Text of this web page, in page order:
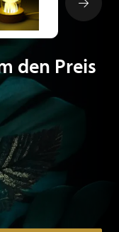
den Preis